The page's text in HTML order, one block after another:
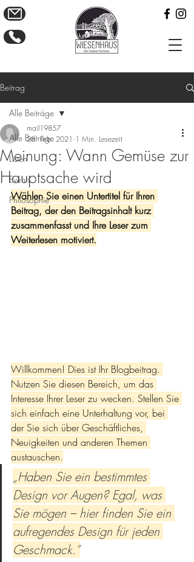
Beitrag
Alle Beiträge
Listen
Events
Philosophie
Alle Beiträge
Meinung: Wann Gemüse zur
Hauptsache wird
mail19857
28. Feb. 2021 1 Min. Lesezeit
Wählen Sie einen Untertitel für Ihren
Beitrag, der den Beitragsinhalt kurz
zusammenfasst und Ihre Leser zum
Weiterlesen motiviert.
Willkommen! Dies ist Ihr Blogbeitrag.
Nutzen Sie diesen Bereich, um das
Interesse Ihrer Leser zu wecken. Stellen Sie
sich einfach eine Unterhaltung vor, bei
der Sie sich über Geschäftliches,
Neuigkeiten und anderen Themen
austauschen.
„Haben Sie ein bestimmtes
Design vor Augen? Egal, was
Sie mögen – hier finden Sie ein
aufregendes Design für jeden
Geschmack.”